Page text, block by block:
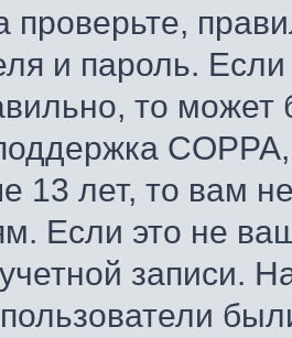
проверьте,
и пароль.
то может
13 лет, то вам
Если это не
записи.